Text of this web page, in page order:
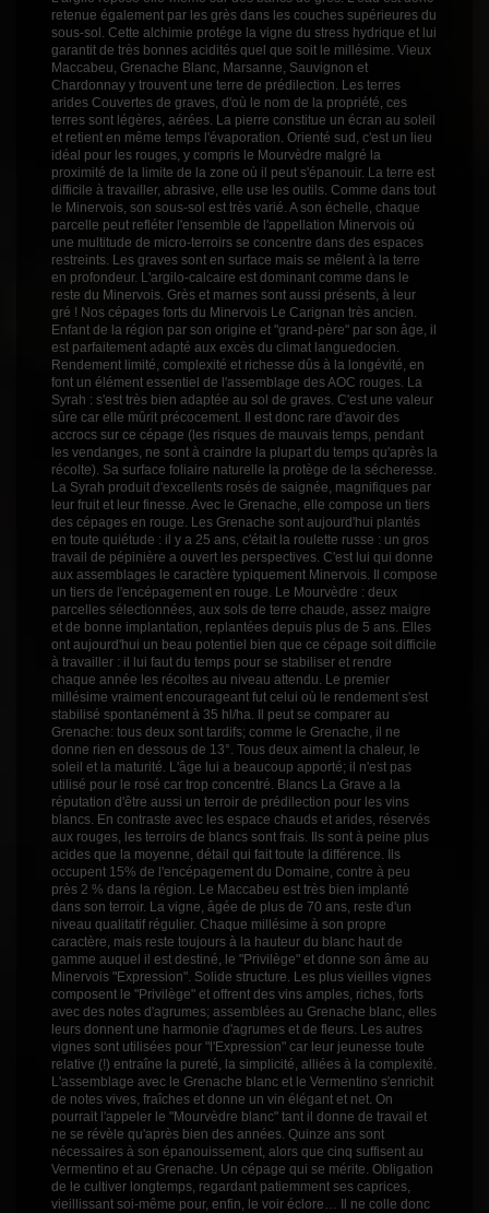
retenue également par les grès dans les couches supérieures du
sous-sol. Cette alchimie protége la vigne du stress hydrique et lui
garantit de très bonnes acidités quel que soit le millésime. Vieux
Maccabeu, Grenache Blanc, Marsanne, Sauvignon et
Chardonnay y trouvent une terre de prédilection. Les terres
arides Couvertes de graves, d'où le nom de la propriété, ces
terres sont légères, aérées. La pierre constitue un écran au soleil
et retient en même temps l'évaporation. Orienté sud, c'est un lieu
idéal pour les rouges, y compris le Mourvèdre malgré la
proximité de la limite de la zone où il peut s'épanouir. La terre est
difficile à travailler, abrasive, elle use les outils. Comme dans tout
le Minervois, son sous-sol est très varié. A son échelle, chaque
parcelle peut refléter l'ensemble de l'appellation Minervois où
une multitude de micro-terroirs se concentre dans des espaces
restreints. Les graves sont en surface mais se mêlent à la terre
en profondeur. L'argilo-calcaire est dominant comme dans le
reste du Minervois. Grès et marnes sont aussi présents, à leur
gré ! Nos cépages forts du Minervois Le Carignan très ancien.
Enfant de la région par son origine et "grand-père" par son âge, il
est parfaitement adapté aux excès du climat languedocien.
Rendement limité, complexité et richesse dûs à la longévité, en
font un élément essentiel de l'assemblage des AOC rouges. La
Syrah : s'est très bien adaptée au sol de graves. C'est une valeur
sûre car elle mûrit précocement. Il est donc rare d'avoir des
accrocs sur ce cépage (les risques de mauvais temps, pendant
les vendanges, ne sont à craindre la plupart du temps qu'après la
récolte). Sa surface foliaire naturelle la protège de la sécheresse.
La Syrah produit d'excellents rosés de saignée, magnifiques par
leur fruit et leur finesse. Avec le Grenache, elle compose un tiers
des cépages en rouge. Les Grenache sont aujourd'hui plantés
en toute quiétude : il y a 25 ans, c'était la roulette russe : un gros
travail de pépinière a ouvert les perspectives. C'est lui qui donne
aux assemblages le caractère typiquement Minervois. Il compose
un tiers de l'encépagement en rouge. Le Mourvèdre : deux
parcelles sélectionnées, aux sols de terre chaude, assez maigre
et de bonne implantation, replantées depuis plus de 5 ans. Elles
ont aujourd'hui un beau potentiel bien que ce cépage soit difficile
à travailler : il lui faut du temps pour se stabiliser et rendre
chaque année les récoltes au niveau attendu. Le premier
millésime vraiment encourageant fut celui où le rendement s'est
stabilisé spontanément à 35 hl/ha. Il peut se comparer au
Grenache: tous deux sont tardifs; comme le Grenache, il ne
donne rien en dessous de 13°. Tous deux aiment la chaleur, le
soleil et la maturité. L'âge lui a beaucoup apporté; il n'est pas
utilisé pour le rosé car trop concentré. Blancs La Grave a la
réputation d'être aussi un terroir de prédilection pour les vins
blancs. En contraste avec les espace chauds et arides, réservés
aux rouges, les terroirs de blancs sont frais. Ils sont à peine plus
acides que la moyenne, détail qui fait toute la différence. Ils
occupent 15% de l'encépagement du Domaine, contre à peu
près 2 % dans la région. Le Maccabeu est très bien implanté
dans son terroir. La vigne, âgée de plus de 70 ans, reste d'un
niveau qualitatif régulier. Chaque millésime à son propre
caractère, mais reste toujours à la hauteur du blanc haut de
gamme auquel il est destiné, le "Privilège" et donne son âme au
Minervois "Expression". Solide structure. Les plus vieilles vignes
composent le "Privilège" et offrent des vins amples, riches, forts
avec des notes d'agrumes; assemblées au Grenache blanc, elles
leurs donnent une harmonie d'agrumes et de fleurs. Les autres
vignes sont utilisées pour "l'Expression" car leur jeunesse toute
relative (!) entraîne la pureté, la simplicité, alliées à la complexité.
L'assemblage avec le Grenache blanc et le Vermentino s'enrichit
de notes vives, fraîches et donne un vin élégant et net. On
pourrait l'appeler le "Mourvèdre blanc" tant il donne de travail et
ne se révèle qu'après bien des années. Quinze ans sont
nécessaires à son épanouissement, alors que cinq suffisent au
Vermentino et au Grenache. Un cépage qui se mérite. Obligation
de le cultiver longtemps, regardant patiemment ses caprices,
vieillissant soi-même pour, enfin, le voir éclore… Il ne colle donc